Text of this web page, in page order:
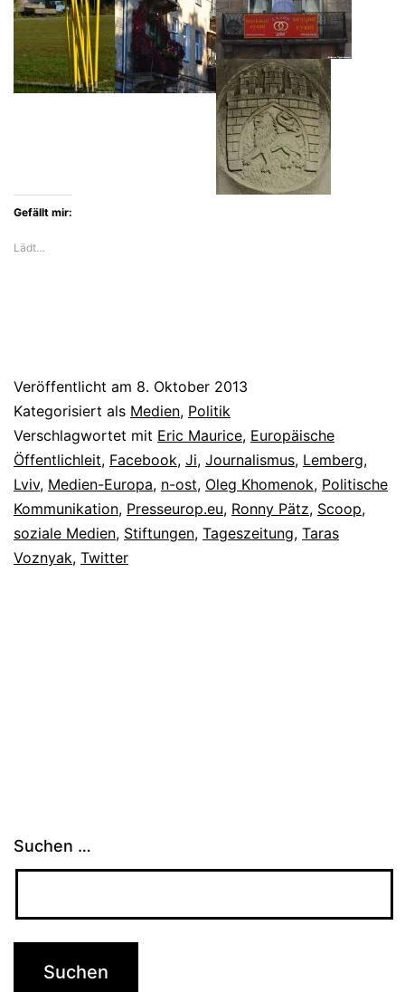
Gefällt mir:
Lädt…
Veröffentlicht am 8. Oktober 2013
Kategorisiert als Medien, Politik
Verschlagwortet mit Eric Maurice, Europäische
Öffentlichleit, Facebook, Ji, Journalismus, Lemberg,
Lviv, Medien-Europa, n-ost, Oleg Khomenok, Politische
Kommunikation, Presseurop.eu, Ronny Pätz, Scoop,
soziale Medien, Stiftungen, Tageszeitung, Taras
Voznyak, Twitter
Suchen …